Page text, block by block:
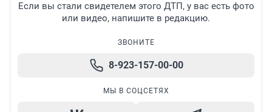
Если вы стали свидетелем этого ДТП, у вас есть фото
или видео, напишите в редакцию.
ЗВОНИТЕ
8-923-157-00-00
МЫ В СОЦСЕТЯХ